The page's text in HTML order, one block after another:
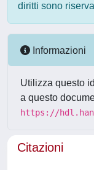
diritti sono
Informazioni
Utilizza questo
a questo
https://
Citazioni